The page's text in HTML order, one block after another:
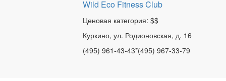
Wild Eco Fitness Club
Ценовая категория: $$
Куркино, ул. Родионовская, д. 16
(495) 961-43-43*(495) 967-33-79